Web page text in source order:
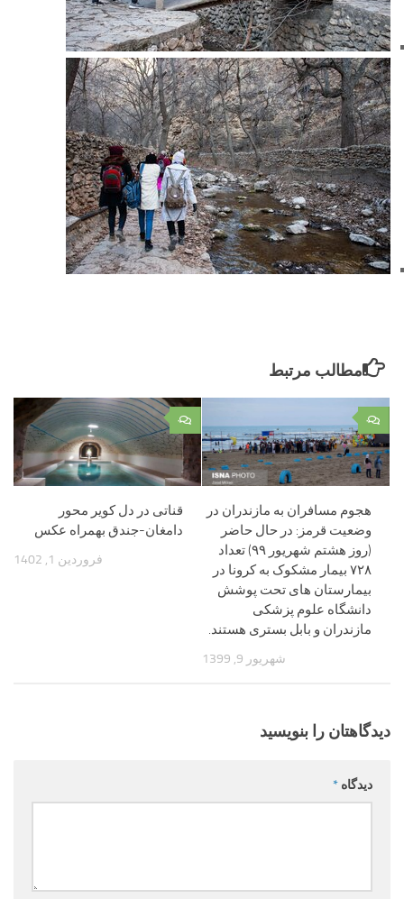
مطالب مرتبط
۰
قناتی در دل کویر محور
دامغان-جندق بهمراه عکس
فروردین 1, 1402
۰
هجوم مسافران به مازندران در
وضعیت قرمز: در حال حاضر
(روز هشتم شهریور ۹۹) تعداد
۷۲۸ بیمار مشکوک به کرونا در
بیمارستان های تحت پوشش
دانشگاه علوم پزشکی
مازندران و بابل بستری هستند.
شهریور 9, 1399
دیدگاهتان را بنویسید
دیدگاه *